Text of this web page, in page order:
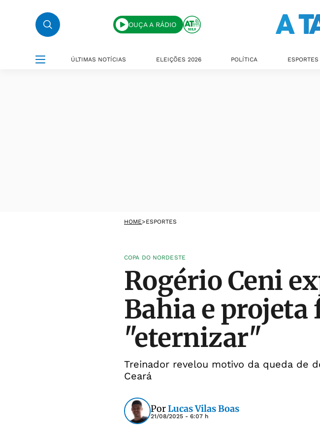
OUÇA A RÁDIO
ÚLTIMAS NOTÍCIAS ELEIÇÕES 2026 POLÍTICA ESPORTES
HOME>ESPORTES
COPA DO NORDESTE
Rogério Ceni
Bahia e projeta
"eternizar"
Treinador revelou motivo da queda de
Ceará
PorLucas Vilas Boas
21/08/2025 - 6:07 h